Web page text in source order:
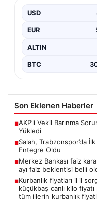
bordo-mavili forma ile
taraftarların…
USD
EUR
ALTIN
BTC
Son Eklenen Haberler
■AKP’li Vekil Barınma
Yükledi
■Salah, Trabzonspor’da İlk
Entegre Oldu
■Merkez Bankası faiz
ayı faiz beklentisi belli
■Kurbanlık fiyatları il il
küçükbaş canlı kilo
tüm illerin kurbanlık